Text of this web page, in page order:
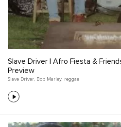
Slave Driver | Afro Fiesta &
Preview
Slave Driver, Bob Marley, reggae